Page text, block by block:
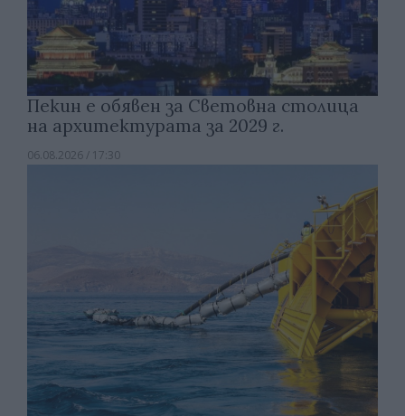
Пекин е обявен за Световна столица
на архитектурата за 2029 г.
06.08.2026 / 17:30